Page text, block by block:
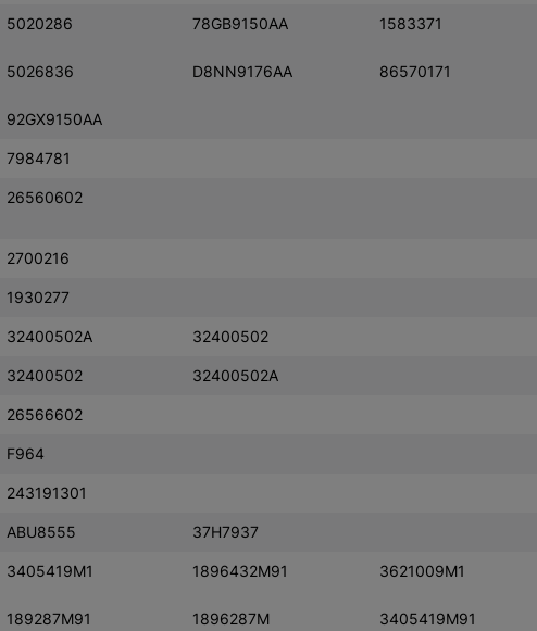
5020286 78GB9150AA 1583371
5026836 D8NN9176AA 86570171
92GX9150AA
7984781
26560602
2700216
1930277
32400502A 32400502
32400502 32400502A
26566602
F964
243191301
ABU8555 37H7937
3405419M1 1896432M91 3621009M1
189287M91 1896287M 3405419M91